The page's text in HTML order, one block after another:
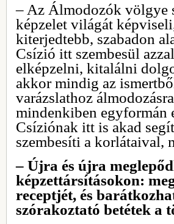
– Az Álmodozók völgye
képzelet világát
kiterjedtebb, szabadon
Csízió itt szembesül
elképzelni, kitalálni
akkor mindig az
varázslathoz
mindenkiben egyformán
Csíziónak itt is akad
szembesíti a korlátaival,
– Újra és újra
képzettársításokon:
receptjét, és
szórakoztató betétek a